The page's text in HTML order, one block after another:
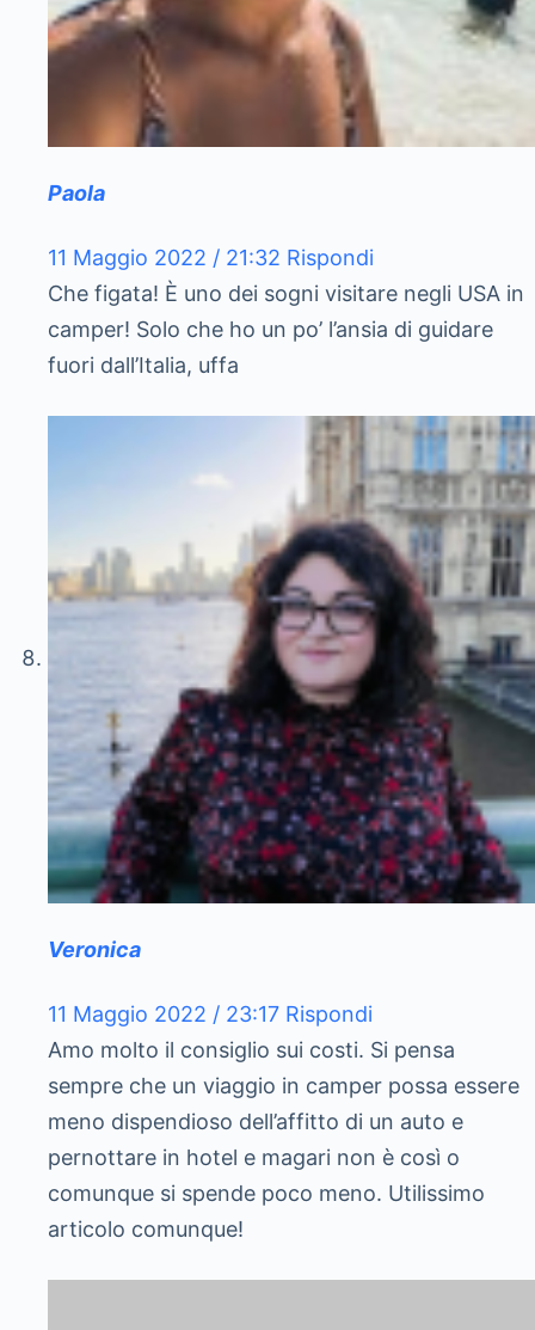
Paola
11 Maggio 2022 / 21:32 Rispondi
Che figata! È uno dei sogni visitare negli USA in
camper! Solo che ho un po’ l’ansia di guidare
fuori dall’Italia, uffa
Veronica
11 Maggio 2022 / 23:17 Rispondi
Amo molto il consiglio sui costi. Si pensa
sempre che un viaggio in camper possa essere
meno dispendioso dell’affitto di un auto e
pernottare in hotel e magari non è così o
comunque si spende poco meno. Utilissimo
articolo comunque!